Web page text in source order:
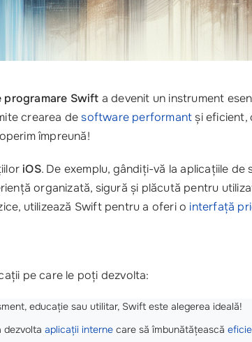
programare Swift a devenit un instrument
crearea desoftware performantși eficient,
împreună!
iOS. De exemplu, gândiți-vă la aplicațiile
organizată, sigură și plăcută pentru
utilizează Swift pentru a oferi o interfață
pe care le poți dezvolta:
educație sau utilitar, Swift este alegerea ideală!
dezvolta aplicații interne care să îmbunătățească